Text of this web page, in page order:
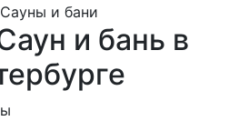
Сауны и бани
и бань в